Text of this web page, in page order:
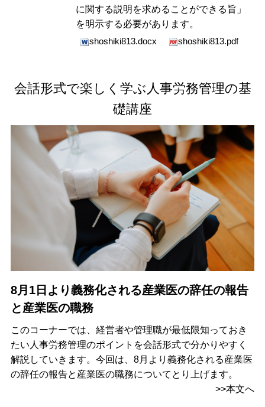
に関する説明を求めることができる旨」
を明示する必要があります。
shoshiki813.docx
shoshiki813.pdf
会話形式で楽しく学ぶ人事労務管理の基
礎講座
8月1日より義務化される産業医の辞任の報告
と産業医の職務
このコーナーでは、経営者や管理職が最低限知っておき
たい人事労務管理のポイントを会話形式で分かりやすく
解説していきます。今回は、8月より義務化される産業医
の辞任の報告と産業医の職務についてとり上げます。
>>本文へ